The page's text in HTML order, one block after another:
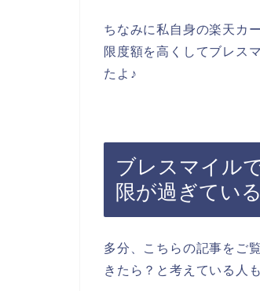
ちなみに私自身の楽天カ
限度額を高くしてブレス
たよ♪
ブレスマイル
限が過ぎてい
多分、こちらの記事をご
きたら？と考えている人